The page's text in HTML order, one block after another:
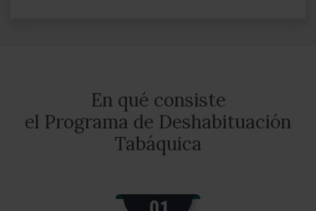
En qué consiste
el Programa de Deshabituación
Tabáquica